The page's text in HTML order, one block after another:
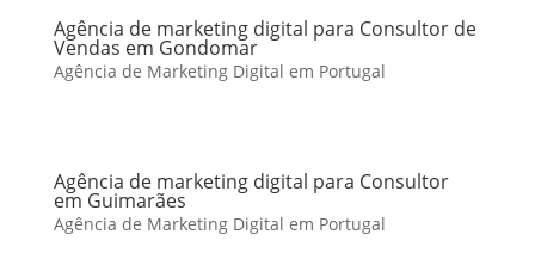
Agência de marketing digital para Consultor de
Vendas em Gondomar
Agência de Marketing Digital em Portugal
Agência de marketing digital para Consultor
em Guimarães
Agência de Marketing Digital em Portugal